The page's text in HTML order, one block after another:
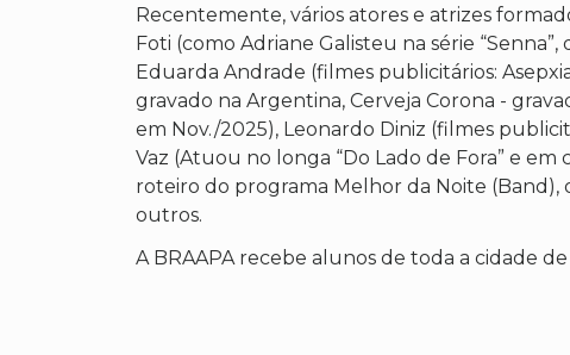
Recentemente, vários atores e atrizes
Foti (como Adriane Galisteu na série
Eduarda Andrade (filmes publicitários:
gravado na Argentina, Cerveja Corona -
em Nov./2025), Leonardo Diniz (filmes
Vaz (Atuou no longa “Do Lado de Fora” e
roteiro do programa Melhor da Noite (Band),
outros.
A BRAAPA recebe alunos de toda a cidade